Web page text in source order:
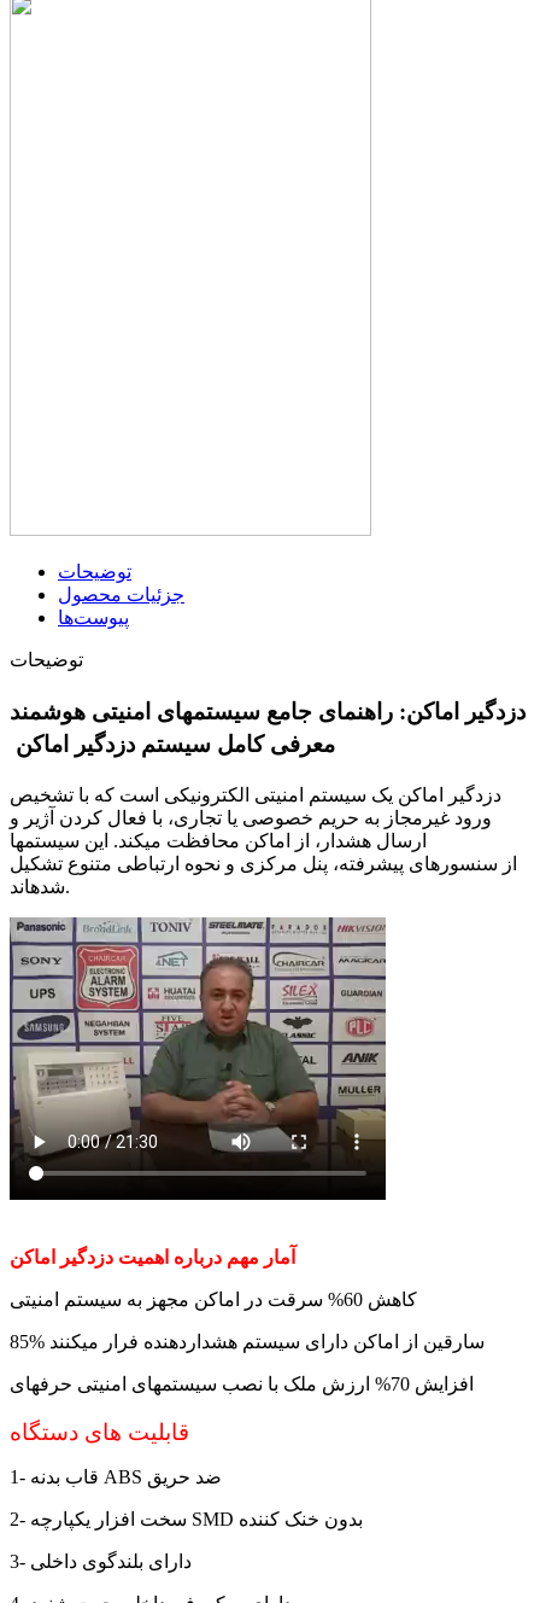
توضیحات
جزئیات محصول
پیوست‌ها
توضیحات
دزدگیر اماکن: راهنمای جامع سیستمهای امنیتی هوشمند
معرفی کامل سیستم دزدگیر اماکن
دزدگیر اماکن یک سیستم امنیتی الکترونیکی است که با تشخیص
ورود غیرمجاز به حریم خصوصی یا تجاری، با فعال کردن آژیر و
ارسال هشدار، از اماکن محافظت میکند. این سیستمها
از سنسورهای پیشرفته، پنل مرکزی و نحوه ارتباطی متنوع تشکیل
شدهاند.
آمار مهم درباره اهمیت دزدگیر اماکن
کاهش 60% سرقت در اماکن مجهز به سیستم امنیتی
85% سارقین از اماکن دارای سیستم هشداردهنده فرار میکنند
افزایش 70% ارزش ملک با نصب سیستمهای امنیتی حرفهای
قابلیت های دستگاه
1- قاب بدنه ABS ضد حریق
2- سخت افزار یکپارچه SMD بدون خنک کننده
3- دارای بلندگوی داخلی